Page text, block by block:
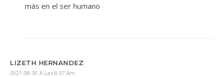
más en el ser humano
LIZETH HERNANDEZ
2021-08-30 A Las 8:37 Am